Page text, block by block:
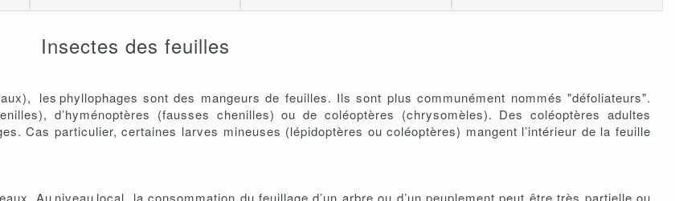
Insectes des feuilles
les phyllophages sont des mangeurs de feuilles. Ils sont plus communément nommés "défoliateurs".
d’hyménoptères (fausses chenilles) ou de coléoptères (chrysomèles). Des coléoptères adultes
Cas particulier, certaines larves mineuses (lépidoptères ou coléoptères) mangent l’intérieur de la feuille